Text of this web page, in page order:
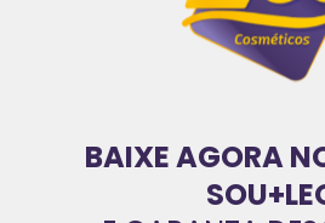
BAIXE AGORA